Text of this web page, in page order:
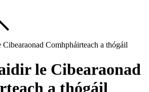
Comhpháirteach a thógáil
le Cibearaonad
a thógáil